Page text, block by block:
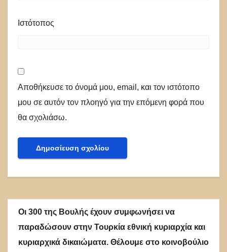
Ιστότοπος
Αποθήκευσε το όνομά μου, email, και τον ιστότοπο
μου σε αυτόν τον πλοηγό για την επόμενη φορά που
θα σχολιάσω.
Οι 300 της Βουλής έχουν συμφωνήσει να
παραδώσουν στην Τουρκία εθνική κυριαρχία και
κυριαρχικά δικαιώματα. Θέλουμε στο κοινοβούλιο